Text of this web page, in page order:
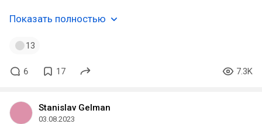
Показать полностью
13
6 17 7.3K
Stanislav Gelman
03.08.2023